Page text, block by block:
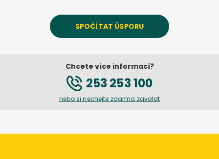
SPOČÍTAT ÚSPORU
Chcete více informací?
253 253 100
nebo si nechejte zdarma zavolat